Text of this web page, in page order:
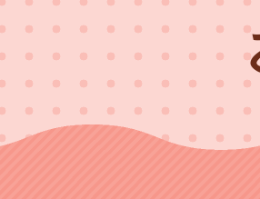
パス
このホーム
会員登録がお